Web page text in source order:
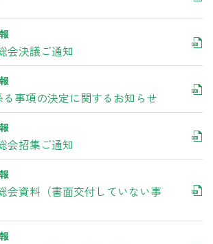
会決議ご通知
事項の決定に関するお知らせ
会招集ご通知
会資料（書面交付していない事